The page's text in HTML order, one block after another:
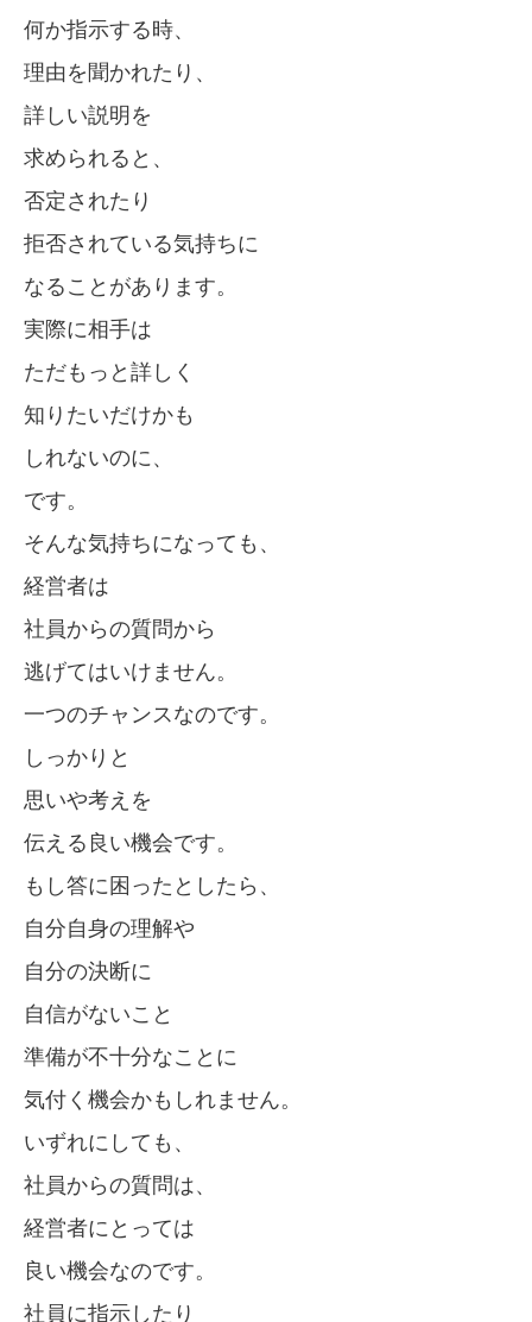
何か指示する時、
理由を聞かれたり、
詳しい説明を
求められると、
否定されたり
拒否されている気持ちに
なることがあります。
実際に相手は
ただもっと詳しく
知りたいだけかも
しれないのに、
です。
そんな気持ちになっても、
経営者は
社員からの質問から
逃げてはいけません。
一つのチャンスなのです。
しっかりと
思いや考えを
伝える良い機会です。
もし答に困ったとしたら、
自分自身の理解や
自分の決断に
自信がないこと
準備が不十分なことに
気付く機会かもしれません。
いずれにしても、
社員からの質問は、
経営者にとっては
良い機会なのです。
社員に指示したり